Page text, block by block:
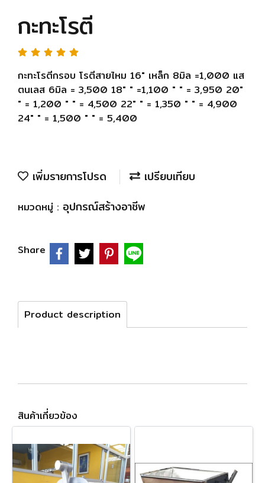
กะทะโรตี
กะทะโรตีกรอบ โรตีสายไหม 16" เหล็ก 8มิล =1,000 แส
ตนเลส 6มิล = 3,500 18" " =1,100 " " = 3,950 20"
" = 1,200 " " = 4,500 22" " = 1,350 " " = 4,900
24" " = 1,500 " " = 5,400
เพิ่มรายการโปรด เปรียบเทียบ
หมวดหมู่ : อุปกรณ์สร้างอาชีพ
Share
Product description
สินค้าเกี่ยวข้อง